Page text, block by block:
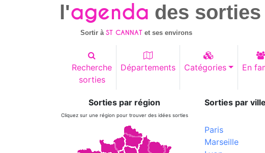
l'agenda des sorties
Sortir àST CANNAT et ses environs
Recherche
sorties
Départements Catégories En
Sorties par région
Cliquez sur une région pour trouver des idées sorties
Sorties par ville
Paris
Marseille